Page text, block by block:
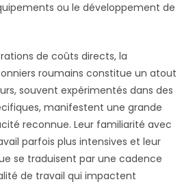
ou le développement de
de coûts directs, la
roumains constitue un atout
souvent expérimentés dans des
manifestent une grande
reconnue. Leur familiarité avec
parfois plus intensives et leur
se traduisent par une cadence
de travail qui impactent